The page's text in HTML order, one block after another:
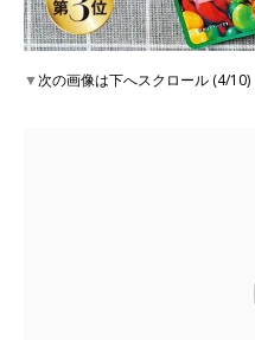
▼次の画像は下へスクロール (4/10)